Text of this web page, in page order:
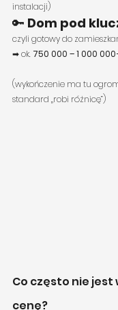
instalacji)
🔑 Dom pod
czyli gotowy do
➡ ok. 750 000 – 1 000
(wykończenie ma tu
standard „robi różnicę”)
Co często nie jest
cenę?